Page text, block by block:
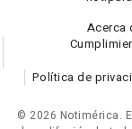
Acerca
Política de
© 2026 Notimérica.